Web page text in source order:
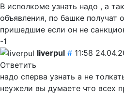
В исполкоме узнать надо , а
объявления, по башке получат
пришедшие если он не
-1
liverpul # 11:58
Ответить
надо сперва узнать а не
неужели вы думаете что всех